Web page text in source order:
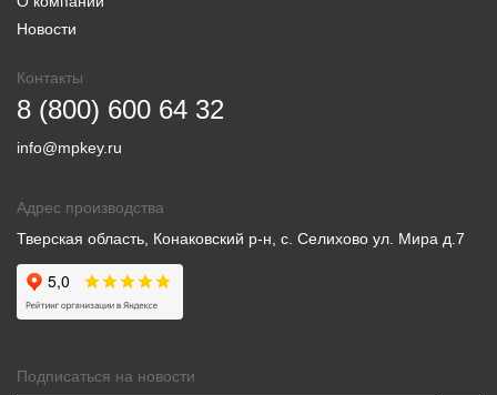
Новости
Контакты
8 (800) 600 64 32
info@mpkey.ru
Адрес производства
Тверская область, Конаковский р-н, с. Селихово ул. Мира д.7
Подписаться на новости